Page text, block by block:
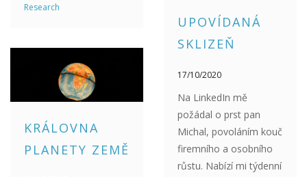
Research
UPOVÍDANÁ
SKLIZEŇ
17/10/2020
Na LinkedIn mě
požádal o prst pan
Michal, povoláním kouč
firemního a osobního
růstu. Nabízí mi týdenní
KRÁLOVNA
PLANETY ZEMĚ